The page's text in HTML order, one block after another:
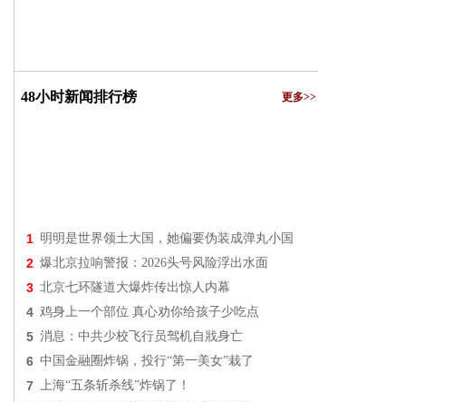
48小时新闻排行榜 更多>>
1 明明是世界领土大国，她偏要伪装成弹丸小国
2 爆北京拉响警报：2026头号风险浮出水面
3 北京七环隧道大爆炸传出惊人内幕
4 鸡身上一个部位 真心劝你给孩子少吃点
5 消息：中共少校飞行员驾机自戕身亡
6 中国金融圈炸锅，投行“第一美女”栽了
7 上海“五条斩杀线”炸锅了！